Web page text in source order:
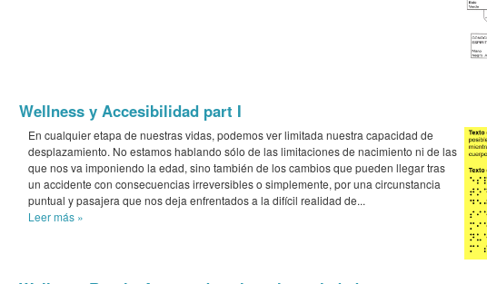
Wellness y Accesibilidad part I
En cualquier etapa de nuestras vidas, podemos ver limitada nuestra capacidad de
desplazamiento. No estamos hablando sólo de las limitaciones de nacimiento ni de las
que nos va imponiendo la edad, sino también de los cambios que pueden llegar tras
un accidente con consecuencias irreversibles o simplemente, por una circunstancia
puntual y pasajera que nos deja enfrentados a la difícil realidad de...
Leer más »